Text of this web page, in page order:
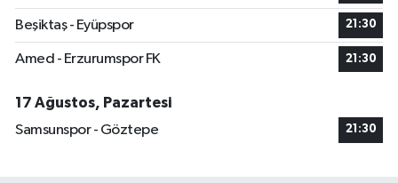
Beşiktaş - Eyüpspor 21:30
Amed - Erzurumspor FK 21:30
17 Ağustos, Pazartesi
Samsunspor - Göztepe
21:30